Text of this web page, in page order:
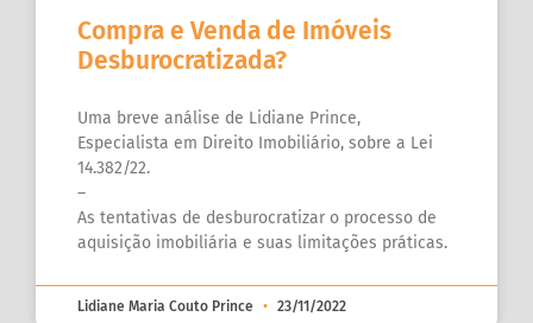
Compra e Venda de Imóveis
Desburocratizada?
Uma breve análise de Lidiane Prince,
Especialista em Direito Imobiliário, sobre a Lei
14.382/22.
–
As tentativas de desburocratizar o processo de
aquisição imobiliária e suas limitações práticas.
Lidiane Maria Couto Prince 23/11/2022